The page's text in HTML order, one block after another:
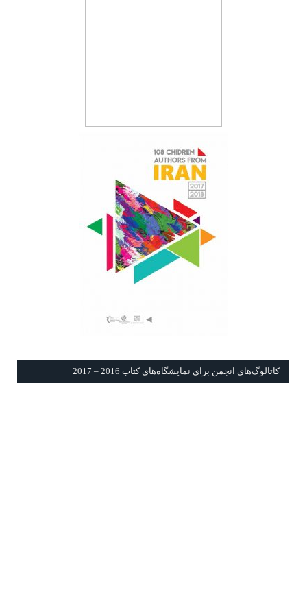
كاتالوگ‌های انجمن برای نمايشگاه‌های كتاب 2016 – 2017